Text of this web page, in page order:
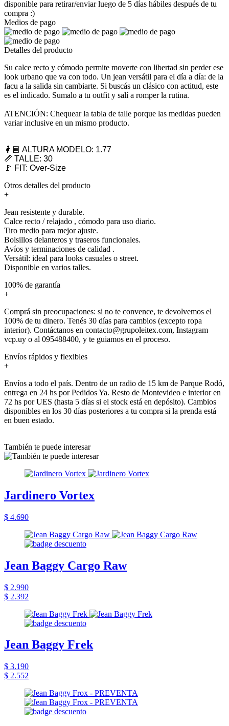
disponible para retirar/enviar luego de 5 días hábiles después de tu
compra :)
Medios de pago
Detalles del producto
Su calce recto y cómodo permite moverte con libertad sin perder ese
look urbano que va con todo. Un jean versátil para el día a día: de la
facu a la salida sin cambiarte. Si buscás un clásico con actitud, este
es el indicado. Sumalo a tu outfit y salí a romper la rutina.
ATENCIÓN: Chequear la tabla de talle porque las medidas pueden
variar inclusive en un mismo producto.
🧍🏼 ALTURA MODELO: 1.77
📏 TALLE: 30
🚩 FIT: Over-Size
Otros detalles del producto
+
Jean resistente y durable.
Calce recto / relajado , cómodo para uso diario.
Tiro medio para mejor ajuste.
Bolsillos delanteros y traseros funcionales.
Avíos y terminaciones de calidad .
Versátil: ideal para looks casuales o street.
Disponible en varios talles.
100% de garantía
+
Comprá sin preocupaciones: si no te convence, te devolvemos el
100% de tu dinero. Tenés 30 días para cambios (excepto ropa
interior). Contáctanos en contacto@grupoleitex.com, Instagram
vcp.uy o al 095488400, y te guiamos en el proceso.
Envíos rápidos y flexibles
+
Envíos a todo el país. Dentro de un radio de 15 km de Parque Rodó,
entrega en 24 hs por Pedidos Ya. Resto de Montevideo e interior en
72 hs por UES (hasta 5 días si el stock está en depósito). Cambios
disponibles en los 30 días posteriores a tu compra si la prenda está
en buen estado.
También te puede interesar
Jardinero Vortex
$ 4.690
Jean Baggy Cargo Raw
$ 2.990
$ 2.392
Jean Baggy Frek
$ 3.190
$ 2.552